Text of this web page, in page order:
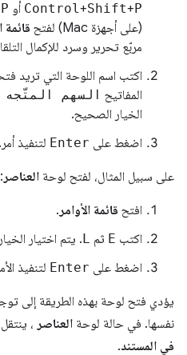
Control+Shift+P أو P
(على أجهزة Mac) لفتح قائمة
مربّع تحرير وسرد للإكمال
اكتب اسم اللوحة التي تريد
المفاتيح السهم المتّجه
الخيار الصحيح.
اضغط على Enter لتنفيذ أمر.
على سبيل المثال، لفتح لوحة العناصر :
افتح قائمة الأوامر .
اكتب E ثم L. يتم اختيار الخيار
اضغط على Enter لتنفيذ
يؤدي فتح لوحة بهذه الطريقة إلى
نفسها. في حالة لوحة العناصر ،
في المستند.